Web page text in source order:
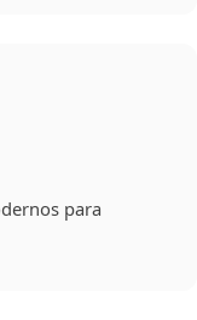
para